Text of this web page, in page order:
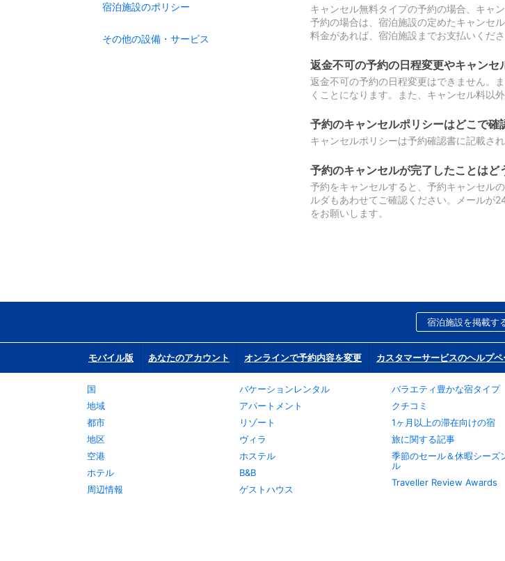
宿泊施設のポリシー
その他の設備・サービス
キャンセル無料タイプの予約の場合、キャ
予約の場合は、宿泊施設の定めたキャンセ
料金があれば、宿泊施設までお支払いくださ
返金不可の予約の日程変更やキャンセ
返金不可の予約の日程変更はできません。
くことになります。また、キャンセル料以
予約のキャンセルポリシーはどこで確
キャンセルポリシーは予約確認書に記載され
予約のキャンセルが完了したことはど
予約をキャンセルすると、予約キャンセル
ルダもあわせてご確認ください。メールが
をお願いします。
宿泊施設を掲載す
モバイル版 あなたのアカウント オンラインで予約内容を変更 カスタマーサービスのヘルプ
国
地域
都市
地区
空港
ホテル
周辺情報
バケーションレンタル
アパートメント
リゾート
ヴィラ
ホステル
B&B
ゲストハウス
バラエティ豊かな宿タイプ
クチコミ
1ヶ月以上の滞在向けの宿
旅に関する記事
季節のセール＆休暇シーズ
ル
Traveller Review Awards